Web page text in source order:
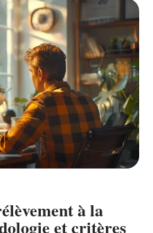
à la
et critères